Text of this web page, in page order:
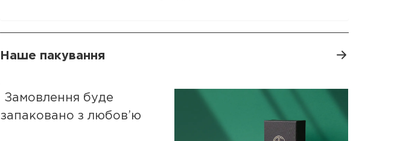
Наше пакування
Замовлення буде
запаковано з любов’ю